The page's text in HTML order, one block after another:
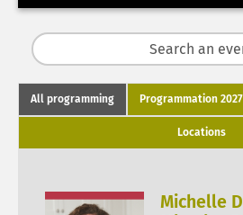
All programming Programmation 2027
Locations
Michelle